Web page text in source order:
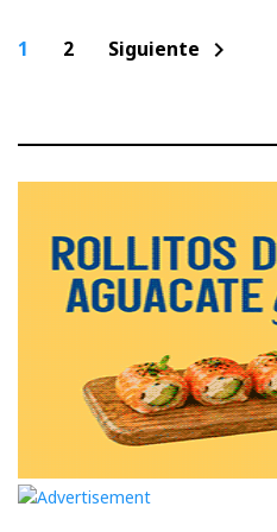
Paginación
1 2 Siguiente chevron_right